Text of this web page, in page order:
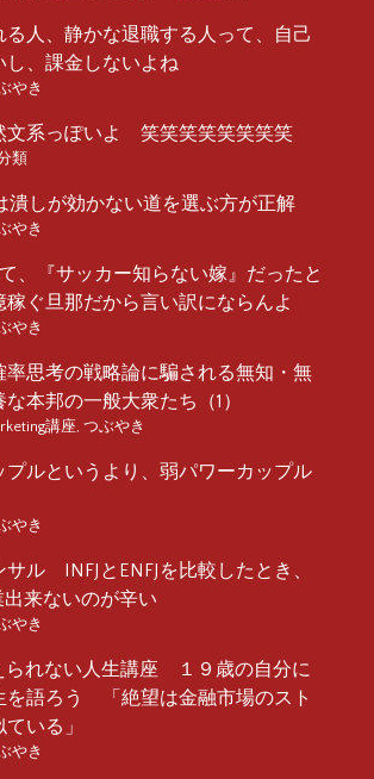
る人、静かな退職する人って、自己
し、課金しないよね
やき
文系っぽいよ 笑笑笑笑笑笑笑笑
類
潰しが効かない道を選ぶ方が正解
やき
、『サッカー知らない嫁』だったと
稼ぐ旦那だから言い訳にならんよ
やき
率思考の戦略論に騙される無知・無
本邦の一般大衆たち（1）
講座 つぶやき
プルというより、弱パワーカップル
やき
ル INFJとENFJを比較したとき、
出来ないのが辛い
やき
られない人生講座 １９歳の自分に
を語ろう 「絶望は金融市場のスト
いる」
やき